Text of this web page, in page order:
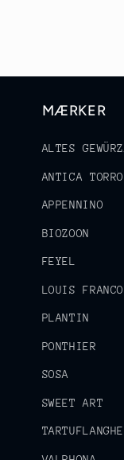
MÆRKER
ALTES
ANTICA
APPENNINO
BIOZOON
FEYEL
LOUIS
PLANTIN
PONTHIER
SOSA
SWEET ART
TARTUFLANGHE